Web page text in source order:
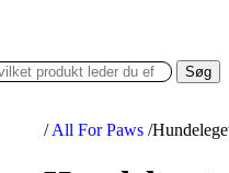
Søg
/ All For Paws /